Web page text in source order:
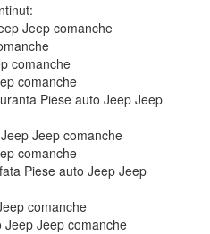
Jeep comanche
comanche
comanche
Piese auto Jeep Jeep
Jeep comanche
comanche
Piese auto Jeep Jeep
comanche
Jeep comanche